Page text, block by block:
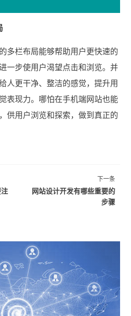
栏布局能够帮助用户更快速的
一步使用户渴望点击和浏览。并
人更干净、整洁的感觉，提升用
表现力。哪怕在手机端网站也能
供用户浏览和探索，做到真正的
下一条
网站设计开发有哪些重要的
步骤